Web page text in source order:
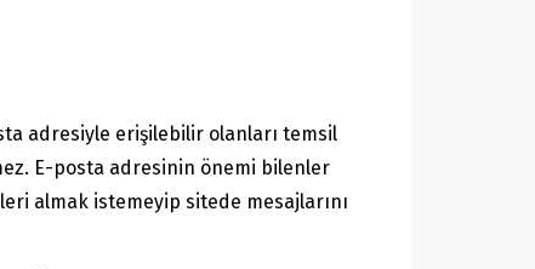
adresiyle erişilebilir olanları temsil
E-posta adresinin önemi bilenler
almak istemeyip sitede mesajlarını